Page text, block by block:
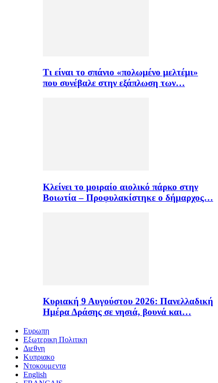
Τι είναι το σπάνιο «πολωμένο μελτέμι»
που συνέβαλε στην εξάπλωση των…
Κλείνει το μοιραίο αιολικό πάρκο στην
Βοιωτία – Προφυλακίστηκε ο δήμαρχος…
Κυριακή 9 Αυγούστου 2026: Πανελλαδική
Ημέρα Δράσης σε νησιά, βουνά και…
Ευρωπη
Εξωτερικη Πολιτικη
Διεθνη
Κυπριακο
Ντοκουμεντα
English